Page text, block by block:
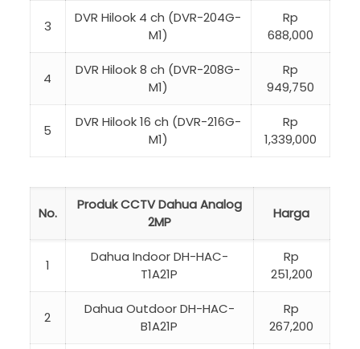
3
DVR Hilook 4 ch (DVR-204G-
M1)
Rp
688,000
4
DVR Hilook 8 ch (DVR-208G-
M1)
Rp
949,750
5
DVR Hilook 16 ch (DVR-216G-
M1)
Rp
1,339,000
No.
Produk CCTV Dahua Analog
2MP
Harga
1
Dahua Indoor DH-HAC-
T1A21P
Rp
251,200
2
Dahua Outdoor DH-HAC-
B1A21P
Rp
267,200